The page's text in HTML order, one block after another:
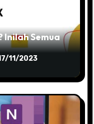
Inilah Semua
11/2023